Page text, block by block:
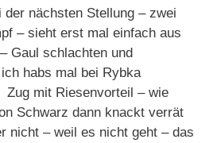
nächsten Stellung – zwei
– sieht erst mal einfach aus
Gaul schlachten und
habs mal bei Rybka
Zug mit Riesenvorteil – wie
Schwarz dann knackt verrät
nicht – weil es nicht geht – das